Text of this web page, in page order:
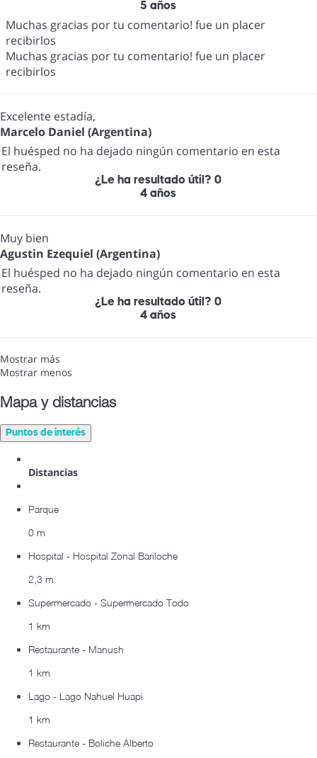
5 años
Muchas gracias por tu comentario! fue un placer
recibirlos
Muchas gracias por tu comentario! fue un placer
recibirlos
Excelente estadía,
Marcelo Daniel (Argentina)
El huésped no ha dejado ningún comentario en esta
reseña.
¿Le ha resultado útil? 0
4 años
Muy bien
Agustin Ezequiel (Argentina)
El huésped no ha dejado ningún comentario en esta
reseña.
¿Le ha resultado útil? 0
4 años
Mostrar más
Mostrar menos
Mapa y distancias
Puntos de interés
Distancias
Parque
0 m
Hospital - Hospital Zonal Bariloche
2,3 m
Supermercado - Supermercado Todo
1 km
Restaurante - Manush
1 km
Lago - Lago Nahuel Huapi
1 km
Restaurante - Boliche Alberto